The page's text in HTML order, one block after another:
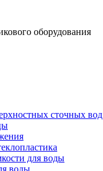
оборудования
сточных вод
для воды
воды